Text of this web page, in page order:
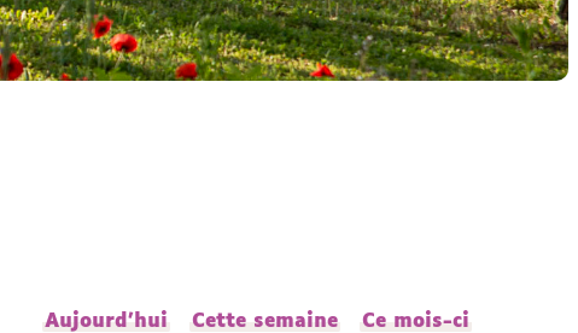
Aujourd'hui Cette semaine Ce mois-ci